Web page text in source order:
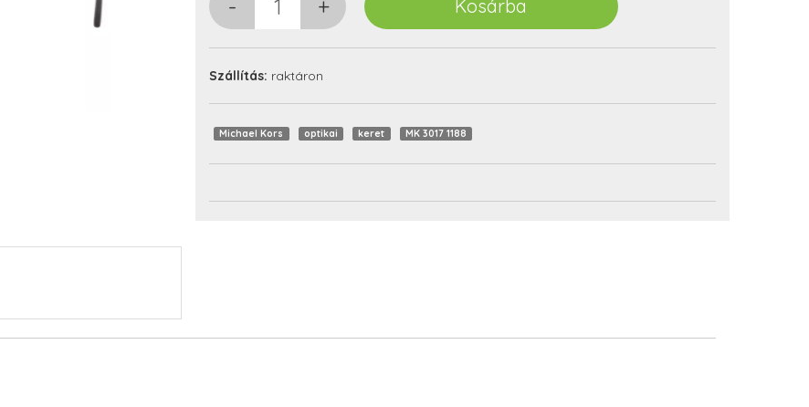
Szállítás: raktáron
Michael Kors optikai keret MK 3017 1188